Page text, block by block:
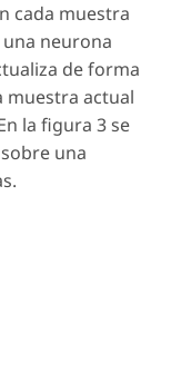
cada muestra
neurona
de forma
muestra actual
la figura 3 se
una